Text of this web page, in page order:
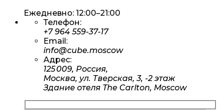
Ежедневно: 12:00–21:00
Телефон:
+7 964 559-37-17
Email:
info@cube.moscow
Адрес:
125 009, Россия,
Москва, ул. Тверская, 3, -2 этаж
Здание отеля The Carlton, Moscow